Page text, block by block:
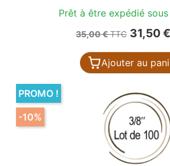
Prêt à être expédié
Prix de base
35,00 €TTC Prix
31,50 €
Ajouter au
PROMO !
-10%